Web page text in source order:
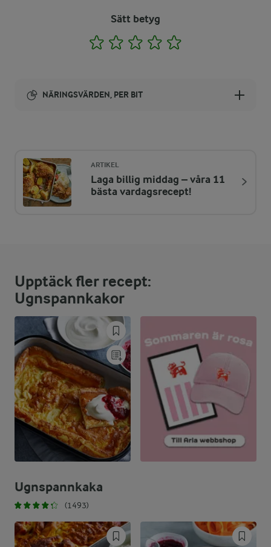
Sätt betyg
1 2 3 4
NÄRINGSVÄRDEN, PER BIT
ENERGIDISTRIBUTION %
NÄRINGSVÄRDEN PER BIT
Fett:
58,5 %
7,7 g
Kolhydrater:
29,3 %
8,4 g
ARTIKEL
Laga billig middag – våra 11
bästa vardagsrecept!
Upptäck fler recept:
Ugnspannkakor
Ugnspannkaka
(1493)